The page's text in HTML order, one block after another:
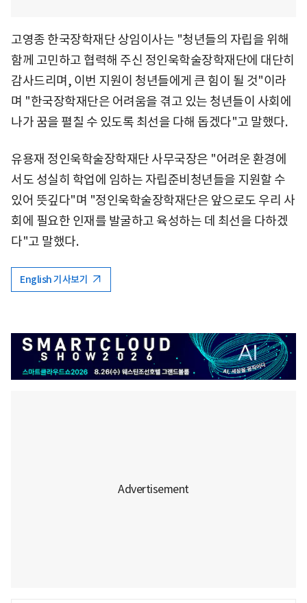
고영종 한국장학재단 상임이사는 "청년들의 자립을 위해
함께 고민하고 협력해 주신 정인욱학술장학재단에 대단히
감사드리며, 이번 지원이 청년들에게 큰 힘이 될 것"이라
며 "한국장학재단은 어려움을 겪고 있는 청년들이 사회에
나가 꿈을 펼칠 수 있도록 최선을 다해 돕겠다"고 말했다.
유용재 정인욱학술장학재단 사무국장은 "어려운 환경에
서도 성실히 학업에 임하는 자립준비청년들을 지원할 수
있어 뜻깊다"며 "정인욱학술장학재단은 앞으로도 우리 사
회에 필요한 인재를 발굴하고 육성하는 데 최선을 다하겠
다"고 말했다.
English 기사보기